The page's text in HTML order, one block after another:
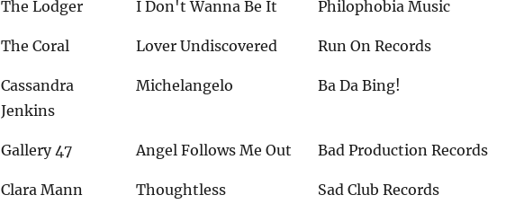
The Lodger I Don't Wanna Be It Philophobia Music
The Coral Lover Undiscovered Run On Records
Cassandra
Jenkins
Michelangelo Ba Da Bing!
Gallery 47 Angel Follows Me Out Bad Production Records
Clara Mann Thoughtless Sad Club Records